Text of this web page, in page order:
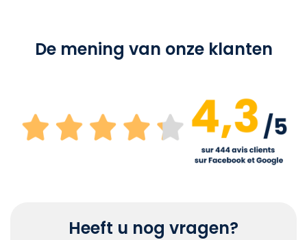
De mening van onze klanten
Heeft u nog vragen?